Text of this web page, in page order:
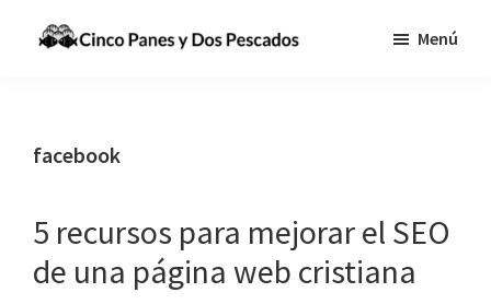
lateral
Pescados
y
cumplir
la
Menú
facebook
5 recursos para mejorar el SEO
de una página web cristiana